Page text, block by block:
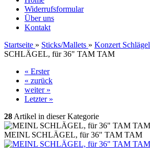
Widerrufsformular
Über uns
Kontakt
Startseite » Sticks/Mallets » Konzert Schlägel
SCHLÄGEL, für 36" TAM TAM
« Erster
« zurück
weiter »
Letzter »
28 Artikel in dieser Kategorie
MEINL SCHLÄGEL, für 36" TAM TAM